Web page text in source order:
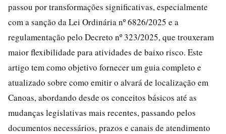
passou por transformações significativas, especialmente
com a sanção da Lei Ordinária nº 6826/2025 e a
regulamentação pelo Decreto nº 323/2025, que trouxeram
maior flexibilidade para atividades de baixo risco. Este
artigo tem como objetivo fornecer um guia completo e
atualizado sobre como emitir o alvará de localização em
Canoas, abordando desde os conceitos básicos até as
mudanças legislativas mais recentes, passando pelos
documentos necessários, prazos e canais de atendimento